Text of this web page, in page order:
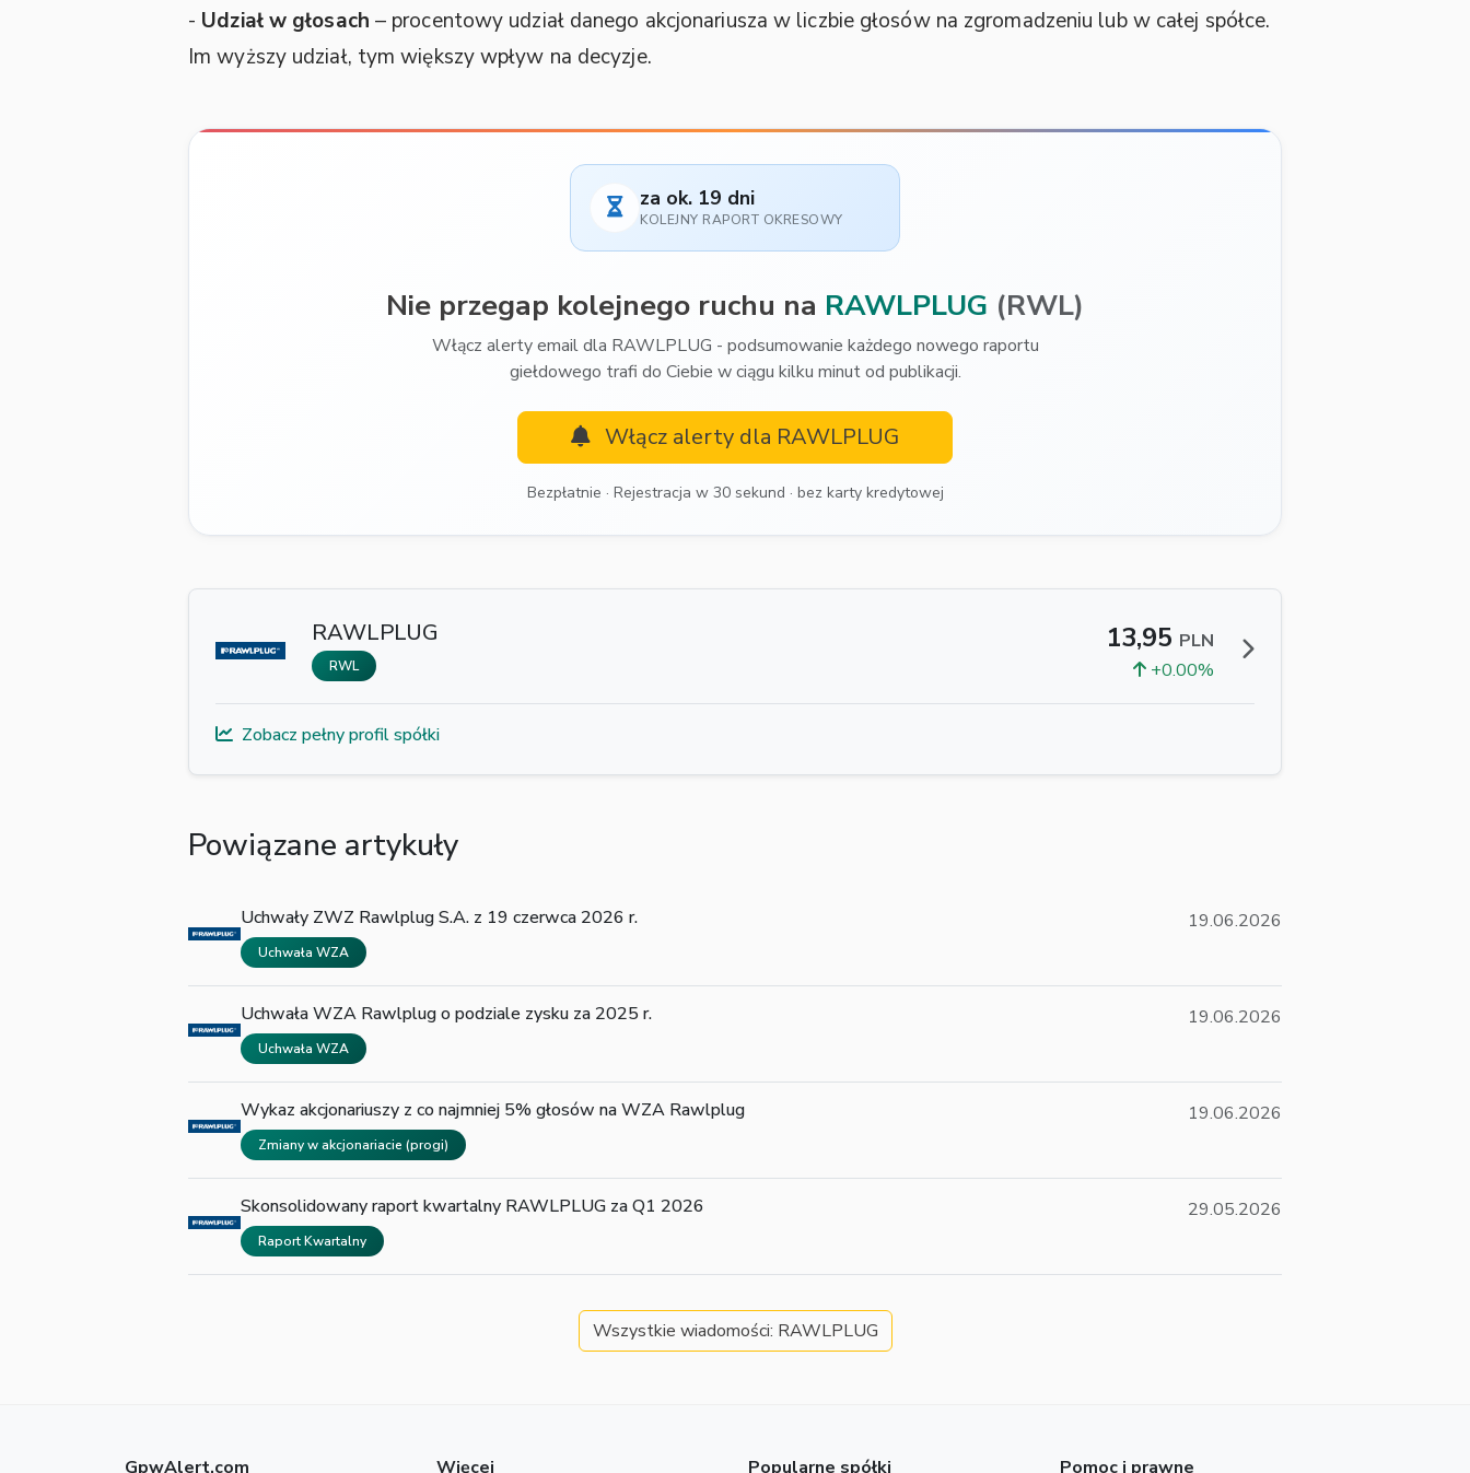
- Udział w głosach – procentowy udział danego akcjonariusza w liczbie głosów na zgromadzeniu lub w całej spółce.
Im wyższy udział, tym większy wpływ na decyzje.
za ok. 19 dni
KOLEJNY RAPORT OKRESOWY
Nie przegap kolejnego ruchu na RAWLPLUG (RWL)
Włącz alerty email dla RAWLPLUG - podsumowanie każdego nowego raportu
giełdowego trafi do Ciebie w ciągu kilku minut od publikacji.
Włącz alerty dla RAWLPLUG
Bezpłatnie · Rejestracja w 30 sekund · bez karty kredytowej
RAWLPLUG
RWL
13,95 PLN
+0.00%
Zobacz pełny profil spółki
Powiązane artykuły
Uchwały ZWZ Rawlplug S.A. z 19 czerwca 2026 r.
Uchwała WZA
19.06.2026
Uchwała WZA Rawlplug o podziale zysku za 2025 r.
Uchwała WZA
19.06.2026
Wykaz akcjonariuszy z co najmniej 5% głosów na WZA Rawlplug
Zmiany w akcjonariacie (progi)
19.06.2026
Skonsolidowany raport kwartalny RAWLPLUG za Q1 2026
Raport Kwartalny
29.05.2026
Wszystkie wiadomości: RAWLPLUG
GpwAlert.com Więcej Popularne spółki Pomoc i prawne